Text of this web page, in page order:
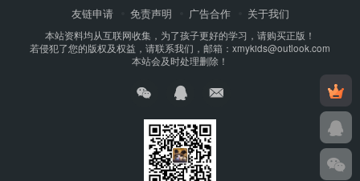
友链申请 免责声明 广告合作 关于我们
本站资料均从互联网收集，为了孩子更好的学习，请购买正版！
若侵犯了您的版权及权益，请联系我们，邮箱：xmykids@outlook.com
本站会及时处理删除！